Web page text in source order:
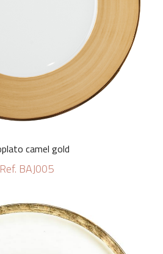
camel gold
Ref. BAJ005